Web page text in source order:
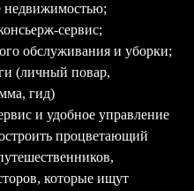
недвижимостью;
сервис;
обслуживания и уборки;
(личный повар,
гид)
и удобное управление
процветающий
которые ищут